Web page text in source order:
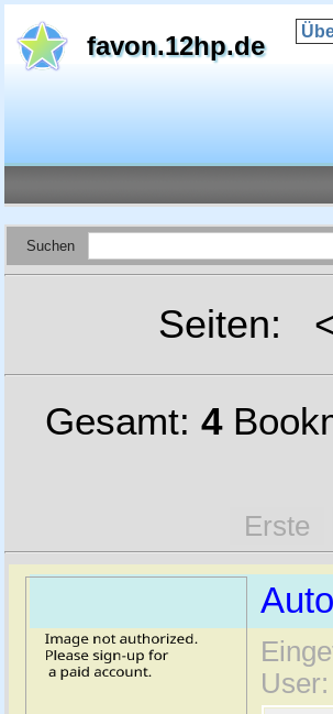
favon.12hp.de
Suchen
Seiten:
Gesamt: 4
Erste
User: